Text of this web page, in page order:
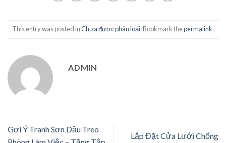
This entry was posted inChưa được phân loại. Bookmark thepermalink.
ADMIN
Gợi Ý Tranh Sơn Dầu Treo
Lắp Đặt Cửa Lưới Chống